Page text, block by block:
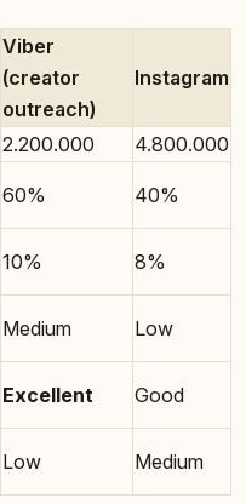
Viber
(creator
outreach)
Instagram
2.200.000
4.800.000
60% 40%
10% 8%
Medium Low
Excellent Good
Low Medium